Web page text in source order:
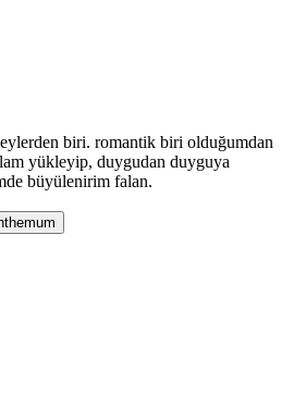
biri. romantik biri olduğumdan
yükleyip, duygudan duyguya
büyülenirim falan.